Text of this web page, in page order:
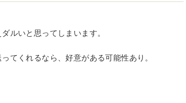
ルいと思ってしまいます。
てくれるなら、好意がある可能性あり。